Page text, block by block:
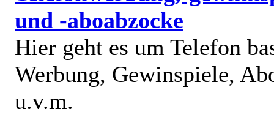
und -aboabzocke
Hier geht es um Telefon
Werbung, Gewinspiele,
u.v.m.